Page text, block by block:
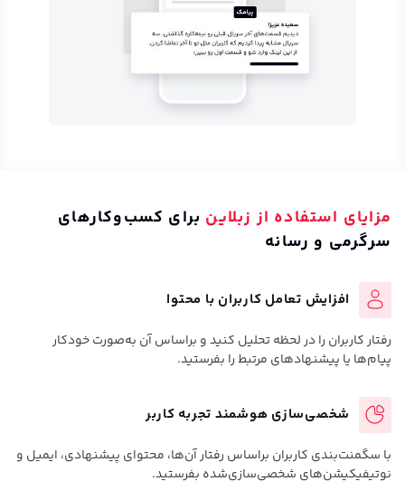
مزایای استفاده از زبلاین برای کسب‌وکارهای
سرگرمی و رسانه
افزایش تعامل کاربران با محتوا
رفتار کاربران را در لحظه تحلیل کنید و براساس آن به‌صورت خودکار
پیام‌ها یا پیشنهادهای مرتبط را بفرستید.
شخصی‌سازی هوشمند تجربه کاربر
با سگمنت‌بندی کاربران براساس رفتار آن‌ها، محتوای پیشنهادی، ایمیل و
نوتیفیکیشن‌های شخصی‌سازی‌شده بفرستید.